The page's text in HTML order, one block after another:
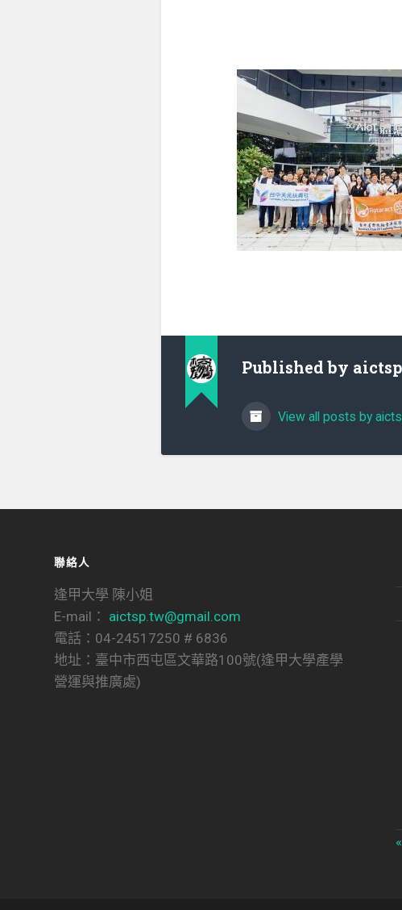
Published by aictsp
View all posts by
聯絡人
逢甲大學 陳小姐
E-mail： aictsp.tw@gmail.com
電話：04-24517250 # 6836
地址：臺中市西屯區文華路100號(逢甲大學產學
營運與推廣處)